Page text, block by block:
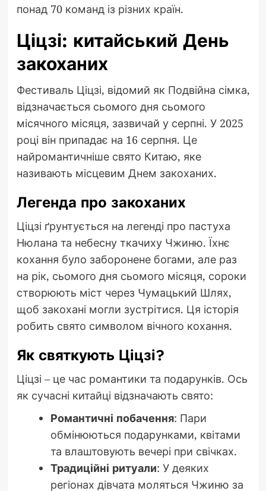
понад 70 команд із різних країн.
Ціцзі: китайський День
закоханих
Фестиваль Ціцзі, відомий як Подвійна сімка,
відзначається сьомого дня сьомого
місячного місяця, зазвичай у серпні. У 2025
році він припадає на 16 серпня. Це
найромантичніше свято Китаю, яке
називають місцевим Днем закоханих.
Легенда про закоханих
Ціцзі ґрунтується на легенді про пастуха
Нюлана та небесну ткачиху Чжиню. Їхнє
кохання було заборонене богами, але раз
на рік, сьомого дня сьомого місяця, сороки
створюють міст через Чумацький Шлях,
щоб закохані могли зустрітися. Ця історія
робить свято символом вічного кохання.
Як святкують Ціцзі?
Ціцзі – це час романтики та подарунків. Ось
як сучасні китайці відзначають свято:
Романтичні побачення: Пари
обмінюються подарунками, квітами
та влаштовують вечері при свічках.
Традиційні ритуали: У деяких
регіонах дівчата моляться Чжиню за